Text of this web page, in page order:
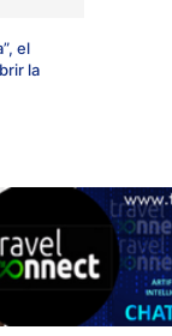
el
la